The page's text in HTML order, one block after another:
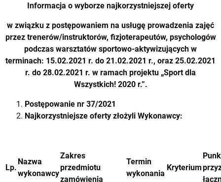
Informacja o wyborze najkorzystniejszej oferty
w związku z postępowaniem na usługę prowadzenia zajęć
przez trenerów/instruktorów, fizjoterapeutów, psychologów
podczas warsztatów sportowo-aktywizujących w
terminach: 15.02.2021 r. do 21.02.2021 r., oraz 25.02.2021
r. do 28.02.2021 r. w ramach projektu „Sport dla
Wszystkich! 2020 r.”.
Postępowanie nr 37/2021
Najkorzystniejsze oferty złożyli Wykonawcy:
Lp.
Nazwa
wykonawcy
Zakres
przedmiotu
zamówienia
Termin
wykonania
Kryterium